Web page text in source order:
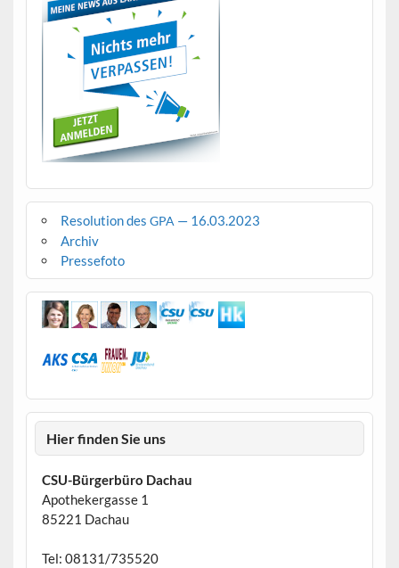
Resolution des GPA — 16.03.2023
Archiv
Pressefoto
Hier finden Sie uns
CSU-Bürgerbüro Dachau
Apothekergasse 1
85221 Dachau
Tel: 08131/735520